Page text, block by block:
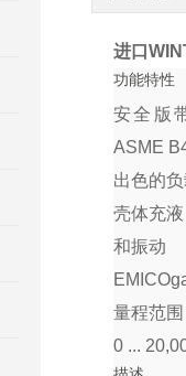
进口
功能特性
安全版
ASME
出色的
壳体充
和振动
量程范
0 ...